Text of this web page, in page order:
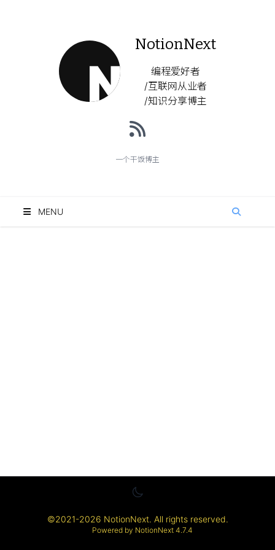
NotionNext
编程爱好者
/互联网从业者
/知识分享博主
一个干饭博主
MENU
©2021-2026 NotionNext. All rights reserved.
Powered by NotionNext 4.7.4